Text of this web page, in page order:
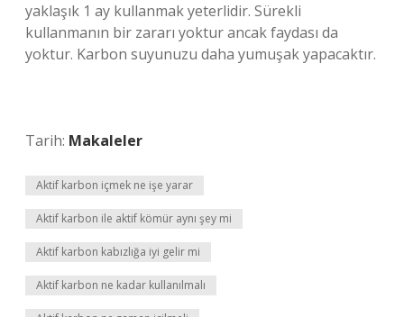
yaklaşık 1 ay kullanmak yeterlidir. Sürekli
kullanmanın bir zararı yoktur ancak faydası da
yoktur. Karbon suyunuzu daha yumuşak yapacaktır.
Tarih: Makaleler
Aktif karbon içmek ne işe yarar
Aktif karbon ile aktif kömür aynı şey mi
Aktif karbon kabızlığa iyi gelir mi
Aktif karbon ne kadar kullanılmalı